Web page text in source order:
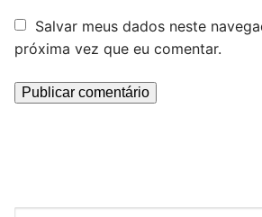
Salvar meus dados neste
próxima vez que eu comentar.